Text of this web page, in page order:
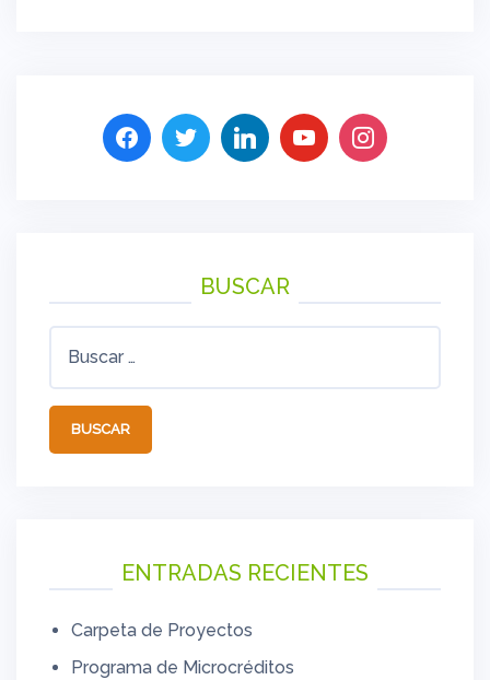
BUSCAR
ENTRADAS RECIENTES
Carpeta de Proyectos
Programa de Microcréditos